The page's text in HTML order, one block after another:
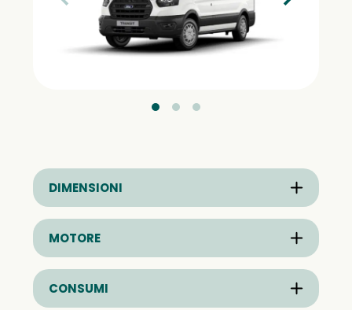
DIMENSIONI
MOTORE
CONSUMI